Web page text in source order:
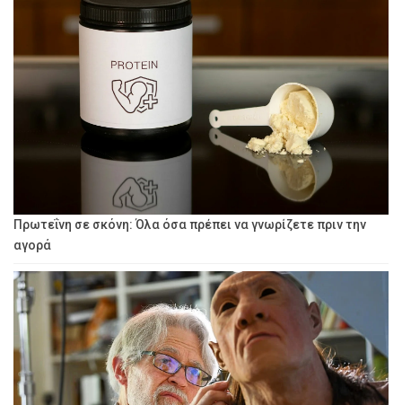
Πρωτεΐνη σε σκόνη: Όλα όσα πρέπει να γνωρίζετε πριν την
αγορά